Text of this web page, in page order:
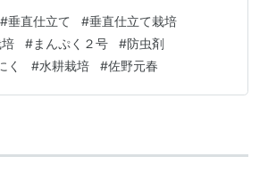
なって数日は手抜き家事、そしてぼー
伸ばせたので良かったです。 寮生活も
たせたおかずと、カップラーメンなん
るのかな、と思っていたが、冷蔵庫に
だ。 写真を見…
#垂直仕立て #垂直仕立て栽培
#まんぷく２号 #防虫剤
く #水耕栽培 #佐野元春